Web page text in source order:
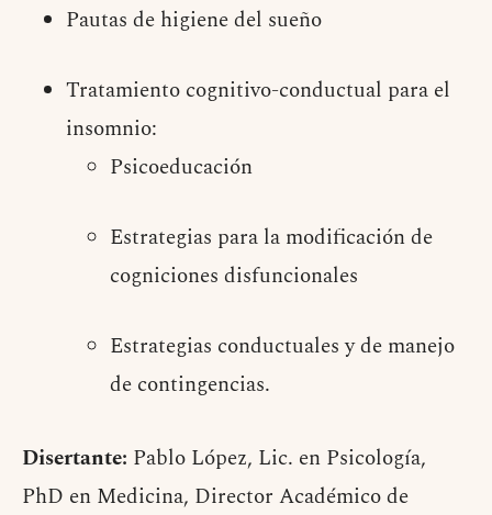
Pautas de higiene del sueño
Tratamiento cognitivo-conductual para el
insomnio:
Psicoeducación
Estrategias para la modificación de
cogniciones disfuncionales
Estrategias conductuales y de manejo
de contingencias.
Disertante: Pablo López, Lic. en Psicología,
PhD en Medicina, Director Académico de